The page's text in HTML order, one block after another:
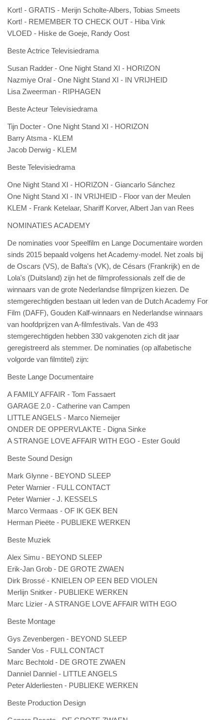
Kort! - GRATIS - Merijn Scholte-Albers, Tobias Smeets
Kort! - REMEMBER TO CHECK OUT - Hiba Vink
VLOED - Hiske de Goeje, Randy Oost
Beste Actrice Televisiedrama
Susan Radder - One Night Stand XI - HORIZON
Nazmiye Oral - One Night Stand XI - IN VRIJHEID
Lisa Zweerman - RIPHAGEN
Beste Acteur Televisiedrama
Tijn Docter - One Night Stand XI - HORIZON
Barry Atsma - KLEM
Jacob Derwig - KLEM
Beste Televisiedrama
One Night Stand XI - HORIZON - Giancarlo Sánchez
One Night Stand XI - IN VRIJHEID - Floor van der Meulen
KLEM - Frank Ketelaar, Shariff Korver, Albert Jan van Rees
NOMINATIES ACADEMY
De nominaties voor Speelfilm en Lange Documentaire worden
sinds 2015 bepaald volgens het Academy-model. Net zoals bij
de Oscars (VS), de Bafta's (VK), de Césars (Frankrijk) en de
Lola's (Duitsland) zijn het de filmprofessionals zelf die de
winnaars van de grote Nederlandse filmprijzen kiezen. De
stemgerechtigden bestaan uit leden van de Dutch Academy For
Film (DAFF), Gouden Kalf-winnaars en Nederlandse winnaars
van hoofdprijzen van A-filmfestivals. Van de 493
stemgerechtigden hebben 330 vakgenoten zich dit jaar
geregistreerd als stemmer. De nominaties (op alfabetische
volgorde van filmtitel) zijn:
Beste Lange Documentaire
A FAMILY AFFAIR - Tom Fassaert
GARAGE 2.0 - Catherine van Campen
LITTLE ANGELS - Marco Niemeijer
ONDER DE OPPERVLAKTE - Digna Sinke
A STRANGE LOVE AFFAIR WITH EGO - Ester Gould
Beste Sound Design
Mark Glynne - BEYOND SLEEP
Peter Warnier - FULL CONTACT
Peter Warnier - J. KESSELS
Marco Vermaas - OF IK GEK BEN
Herman Pieëte - PUBLIEKE WERKEN
Beste Muziek
Alex Simu - BEYOND SLEEP
Erik-Jan Grob - DE GROTE ZWAEN
Dirk Brossé - KNIELEN OP EEN BED VIOLEN
Merlijn Snitker - PUBLIEKE WERKEN
Marc Lizier - A STRANGE LOVE AFFAIR WITH EGO
Beste Montage
Gys Zevenbergen - BEYOND SLEEP
Sander Vos - FULL CONTACT
Marc Bechtold - DE GROTE ZWAEN
Danniel Danniel - LITTLE ANGELS
Peter Alderliesten - PUBLIEKE WERKEN
Beste Production Design